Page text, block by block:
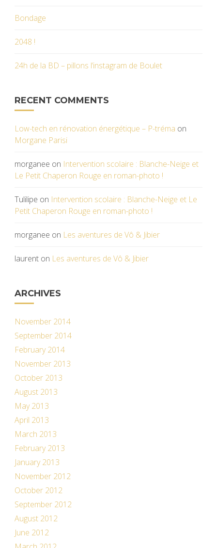
Bondage
2048 !
24h de la BD – pillons l’instagram de Boulet
RECENT COMMENTS
Low-tech en rénovation énergétique – P-tréma on
Morgane Parisi
morganee on Intervention scolaire : Blanche-Neige et
Le Petit Chaperon Rouge en roman-photo !
Tulilipe on Intervention scolaire : Blanche-Neige et Le
Petit Chaperon Rouge en roman-photo !
morganee on Les aventures de Vô & Jibier
laurent on Les aventures de Vô & Jibier
ARCHIVES
November 2014
September 2014
February 2014
November 2013
October 2013
August 2013
May 2013
April 2013
March 2013
February 2013
January 2013
November 2012
October 2012
September 2012
August 2012
June 2012